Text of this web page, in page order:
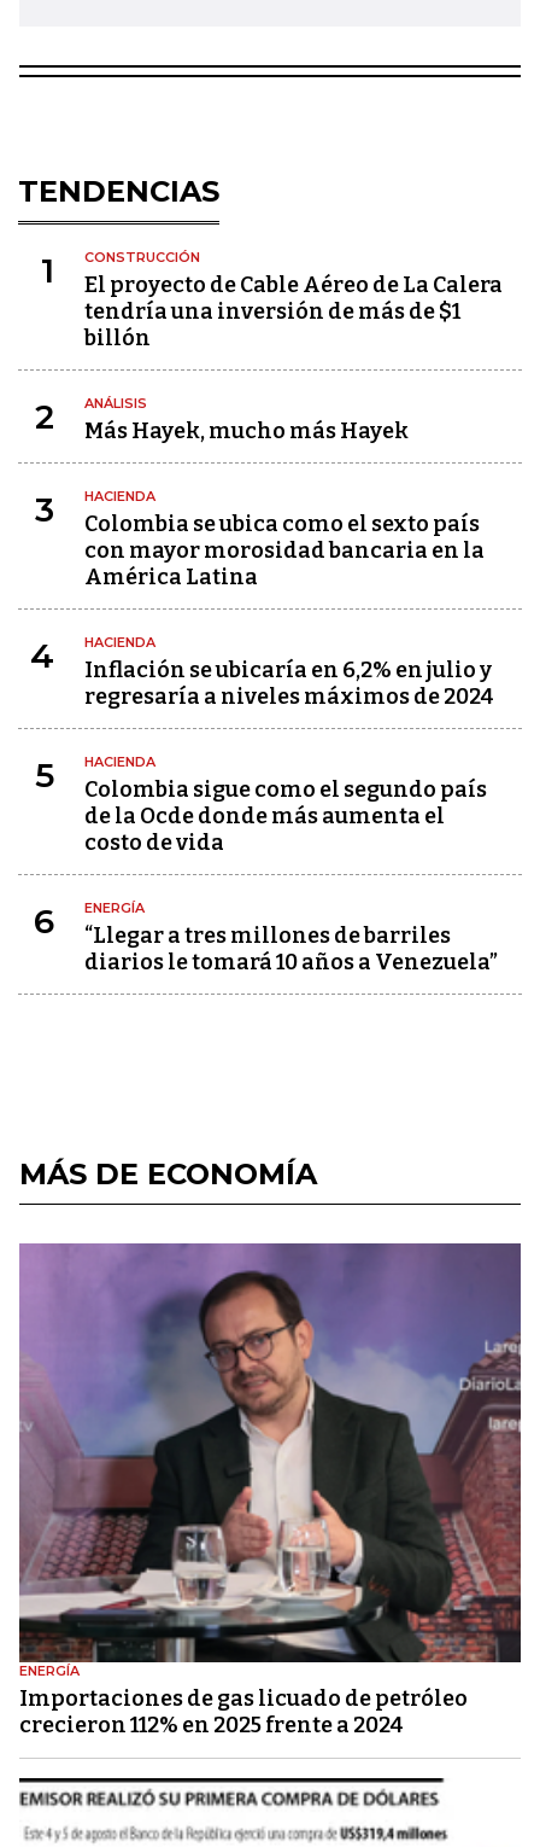
TENDENCIAS
1 CONSTRUCCIÓN
El proyecto de Cable Aéreo de La Calera
tendría una inversión de más de $1
billón
2 ANÁLISIS
Más Hayek, mucho más Hayek
3 HACIENDA
Colombia se ubica como el sexto país
con mayor morosidad bancaria en la
América Latina
4 HACIENDA
Inflación se ubicaría en 6,2% en julio y
regresaría a niveles máximos de 2024
5 HACIENDA
Colombia sigue como el segundo país
de la Ocde donde más aumenta el
costo de vida
6 ENERGÍA
“Llegar a tres millones de barriles
diarios le tomará 10 años a Venezuela”
MÁS DE ECONOMÍA
ENERGÍA
Importaciones de gas licuado de petróleo
crecieron 112% en 2025 frente a 2024